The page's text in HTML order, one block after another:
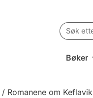
Search
for:
Bøker
/ Romanene om Keflavik